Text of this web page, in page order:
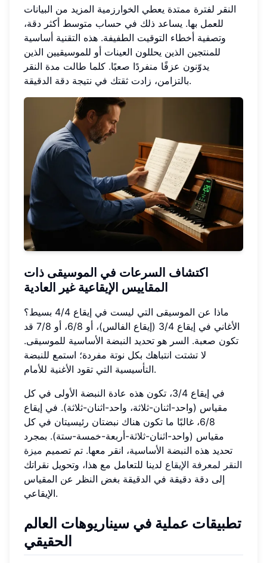
النقر لفترة ممتدة يعطي الخوارزمية المزيد من البيانات
للعمل بها. يساعد ذلك في حساب متوسط أكثر دقة،
وتصفية أخطاء التوقيت الطفيفة. هذه التقنية أساسية
للمنتجين الذين يحللون العينات أو للموسيقيين الذين
يدوّنون عزفًا منفردًا صعبًا. كلما طالت مدة النقر
بالتزامن، زادت ثقتك في نتيجة دقة الدقيقة.
اكتشاف السرعات في الموسيقى ذات
المقاييس الإيقاعية غير العادية
ماذا عن الموسيقى التي ليست في إيقاع 4/4 بسيط؟
الأغاني في إيقاع 3/4 (إيقاع الفالس)، أو 6/8، أو 7/8 قد
تكون صعبة. السر هو تحديد النبضة الأساسية للموسيقى.
لا تشتت انتباهك بكل نوتة مفردة؛ استمع للنبضة
التأسيسية التي تقود الأغنية للأمام.
في إيقاع 3/4، تكون هذه عادة النبضة الأولى في كل
مقياس (واحد-اثنان-ثلاثة، واحد-اثنان-ثلاثة). في إيقاع
6/8، غالبًا ما تكون هناك نبضتان رئيسيتان في كل
مقياس (واحد-اثنان-ثلاثة-أربعة-خمسة-ستة). بمجرد
تحديد هذه النبضة الأساسية، انقر معها. تم تصميم ميزة
النقر لمعرفة الإيقاع لدينا للتعامل مع هذا، وتحويل نقراتك
إلى دقة دقيقة في الدقيقة بغض النظر عن المقياس
الإيقاعي.
تطبيقات عملية في سيناريوهات العالم
الحقيقي